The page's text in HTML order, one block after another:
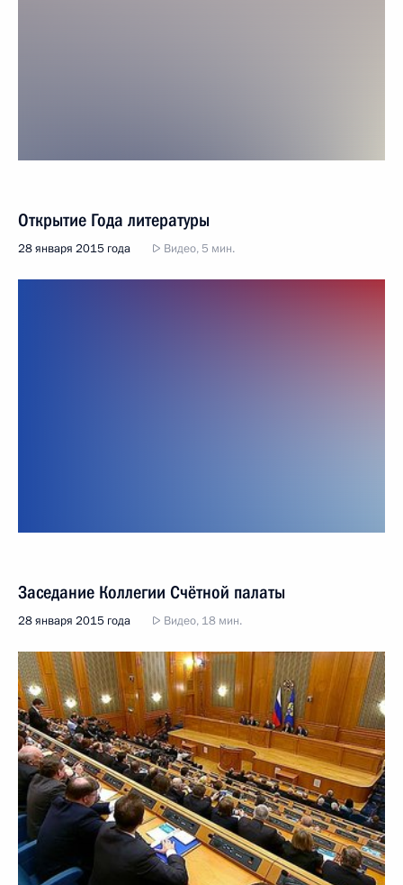
Открытие Года литературы
28 января 2015 года Видео, 5 мин.
Заседание Коллегии Счётной палаты
28 января 2015 года Видео, 18 мин.